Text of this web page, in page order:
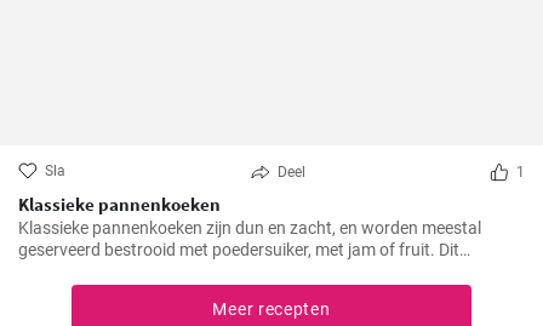
Sla Deel 1
Klassieke pannenkoeken
Klassieke pannenkoeken zijn dun en zacht, en worden meestal
geserveerd bestrooid met poedersuiker, met jam of fruit. Dit
of dessert. Pannenkoeken kunnen ook gevuld worden met zoete of
hartige vullingen naar smaak.Meer recepten